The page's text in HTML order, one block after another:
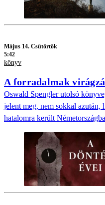
Május 14. Csütörtök
5:42
könyv
A forradalmak
Oswald Spengler utolsó
jelent meg, nem sokkal azután,
hatalomra került